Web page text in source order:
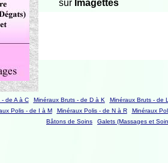
sur Imagettes
de A à C Minéraux Bruts - de D à K
Minéraux Bruts - de
Polis - de I à M Minéraux Polis - de N à R
Minéraux
Bâtons de Soins
Galets (Massages et